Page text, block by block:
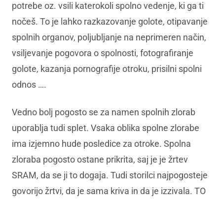
potrebe oz. vsili katerokoli spolno vedenje, ki ga ti
nočeš. To je lahko razkazovanje golote, otipavanje
spolnih organov, poljubljanje na neprimeren način,
vsiljevanje pogovora o spolnosti, fotografiranje
golote, kazanja pornografije otroku, prisilni spolni
odnos ….
Vedno bolj pogosto se za namen spolnih zlorab
uporablja tudi splet. Vsaka oblika spolne zlorabe
ima izjemno hude posledice za otroke. Spolna
zloraba pogosto ostane prikrita, saj je je žrtev
SRAM, da se ji to dogaja. Tudi storilci najpogosteje
govorijo žrtvi, da je sama kriva in da je izzivala. TO